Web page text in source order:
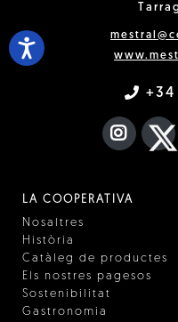
+34
LA COOPERATIVA
Nosaltres
Història
Catàleg de productes
Els nostres pagesos
Sostenibilitat
Gastronomia